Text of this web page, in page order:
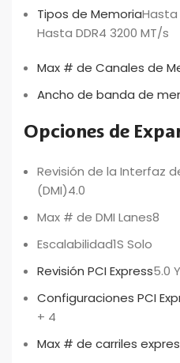
Tipos de MemoriaHasta
Hasta DDR4 3200 MT/s
Max # de Canales de
Ancho de banda de
Opciones de
Revisión de la Interfaz
(DMI)4.0
Max # de DMI Lanes8
Escalabilidad1S Solo
Revisión PCI Express5.0
Configuraciones PCI
+ 4
Max # de carriles